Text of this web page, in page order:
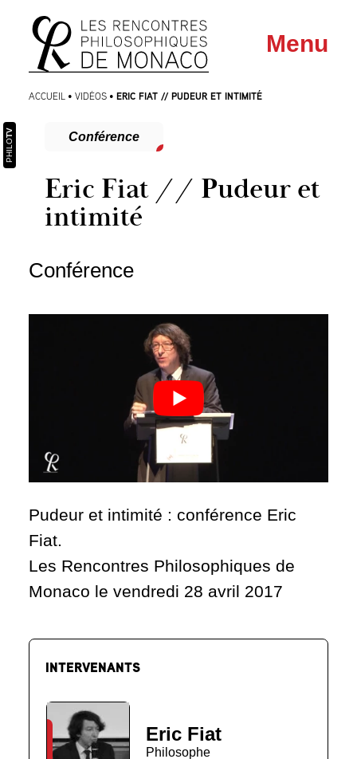
Aller
au
menu
Aller au
contenu
Menu
ACCUEIL • VIDÉOS • ERIC FIAT // PUDEUR ET INTIMITÉ
Conférence
Eric Fiat // Pudeur et
intimité
Conférence
PHILO
TV
Pudeur et intimité : conférence Eric
Fiat.
Les Rencontres Philosophiques de
Monaco le vendredi 28 avril 2017
INTERVENANTS
Eric Fiat
Philosophe